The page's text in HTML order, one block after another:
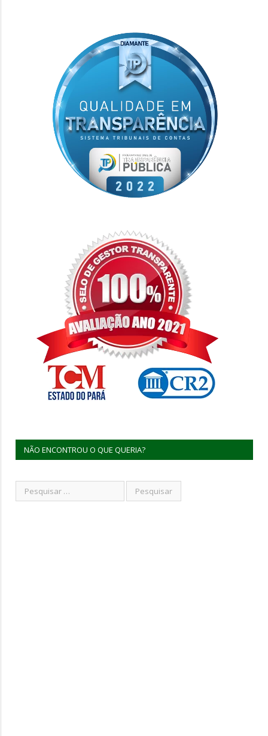
NÃO ENCONTROU O QUE QUERIA?